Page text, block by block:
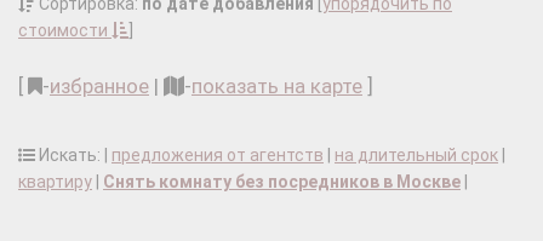
Сортировка: по дате добавления упорядочить по
стоимости
-избранное | -показать на карте
Искать: | предложения от агентств на длительный срок
квартиру
Снять комнату без посредников в Москве